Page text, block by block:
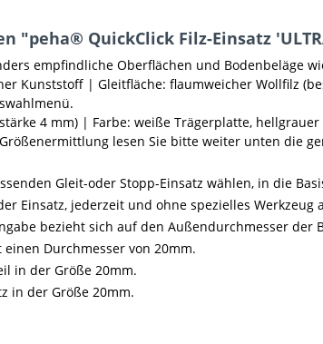
"peha® QuickClick Filz-Einsatz
empfindliche Oberflächen und Bodenbeläge
Kunststoff | Gleitfläche: flaumweicher Wollfilz
4 mm) | Farbe: weiße Trägerplatte, hellgrauer
lesen Sie bitte weiter unten die
Gleit-oder Stopp-Einsatz wählen, in die
Einsatz, jederzeit und ohne spezielles Werkzeug
bezieht sich auf den Außendurchmesser der
Durchmesser von 20mm.
in der Größe 20mm.
in der Größe 20mm.